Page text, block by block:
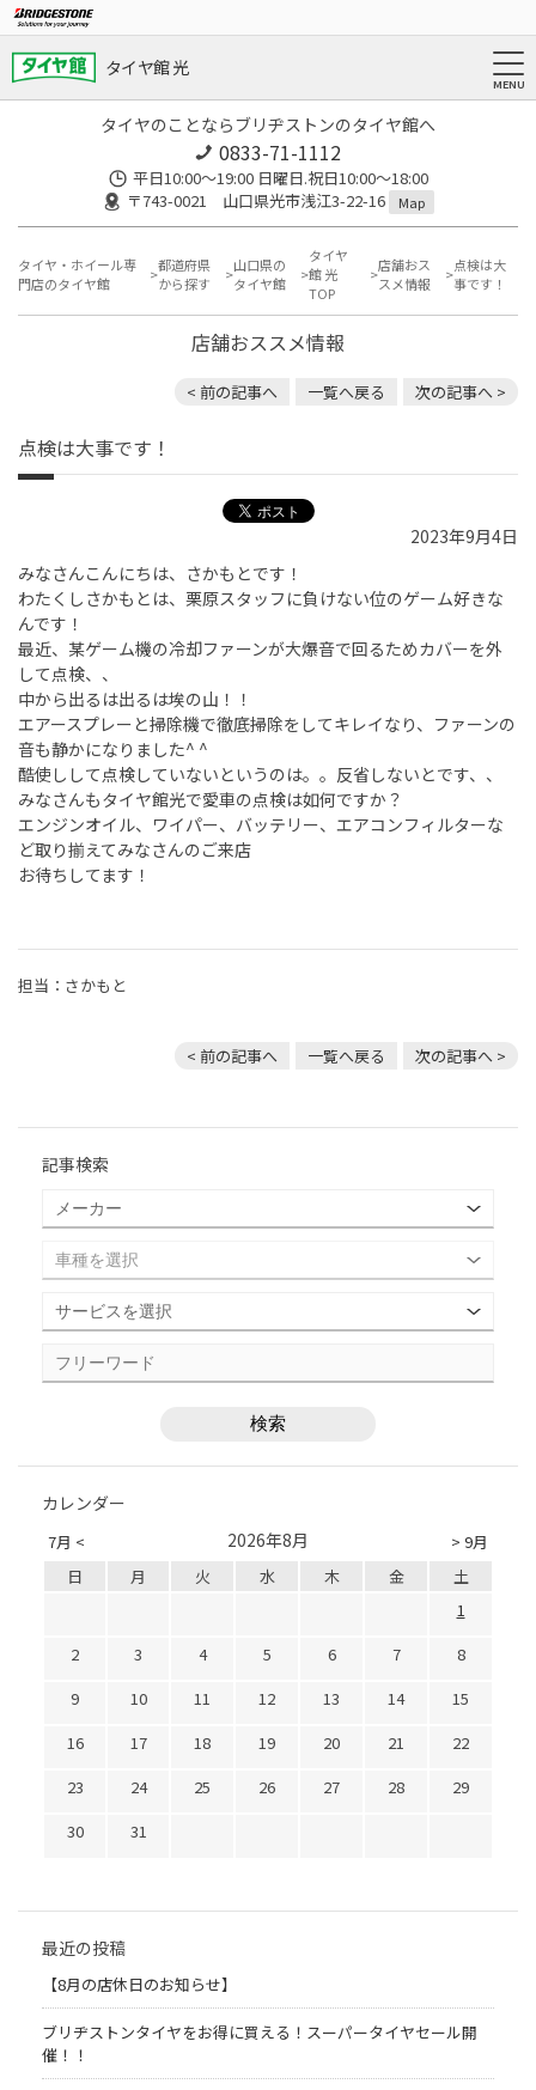
タイヤ館 光
タイヤのことならブリヂストンのタイヤ館へ
0833-71-1112
平日10:00〜19:00 日曜日.祝日10:00〜18:00
〒743-0021 山口県光市浅江3-22-16
Map
タイヤ・ホイール専
門店のタイヤ館
都道府県
から探す
山口県の
タイヤ館
タイヤ
館 光
TOP
店舗おス
スメ情報
点検は大
事です！
店舗おススメ情報
< 前の記事へ 一覧へ戻る 次の記事へ >
点検は大事です！
2023年9月4日
みなさんこんにちは、さかもとです！
わたくしさかもとは、栗原スタッフに負けない位のゲーム好きな
んです！
最近、某ゲーム機の冷却ファーンが大爆音で回るためカバーを外
して点検、、
中から出るは出るは埃の山！！
エアースプレーと掃除機で徹底掃除をしてキレイなり、ファーンの
音も静かになりました^ ^
酷使しして点検していないというのは。。反省しないとです、、
みなさんもタイヤ館光で愛車の点検は如何ですか？
エンジンオイル、ワイパー、バッテリー、エアコンフィルターな
ど取り揃えてみなさんのご来店
お待ちしてます！
担当：さかもと
< 前の記事へ 一覧へ戻る 次の記事へ >
記事検索
カレンダー
7月 < > 9月
2026年8月
日 月 火 水 木 金
土
1
2
3 4 5 6 7
8
9
10 11 12 13 14
15
16
17 18 19 20 21
22
23
24 25 26 27 28
29
30
31
最近の投稿
【8月の店休日のお知らせ】
ブリヂストンタイヤをお得に買える！スーパータイヤセール開
催！！